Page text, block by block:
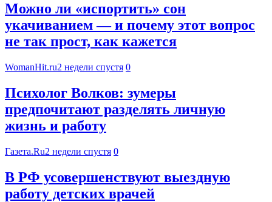
Можно ли «испортить» сон
укачиванием — и почему этот вопрос
не так прост, как кажется
WomanHit.ru2 недели спустя 0
Психолог Волков: зумеры
предпочитают разделять личную
жизнь и работу
Газета.Ru2 недели спустя 0
В РФ усовершенствуют выездную
работу детских врачей